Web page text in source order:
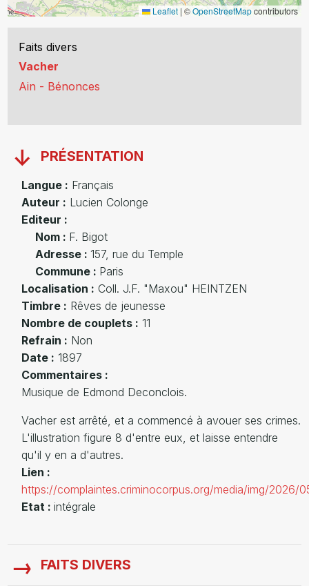
Leaflet | ©OpenStreetMapcontributors
Faits divers
Vacher
Ain - Bénonces
PRÉSENTATION
Langue : Français
Auteur : Lucien Colonge
Editeur :
Nom : F. Bigot
Adresse :157, rue du Temple
Commune : Paris
Localisation : Coll. J.F. "Maxou" HEINTZEN
Timbre : Rêves de jeunesse
Nombre de couplets : 11
Refrain : Non
Date : 1897
Commentaires :
Musique de Edmond Deconclois.
Vacher est arrêté, et a commencé à avouer ses crimes.
L'illustration figure 8 d'entre eux, et laisse entendre
qu'il y en a d'autres.
Lien :
https://complaintes.criminocorpus.org/media/img/2026/
Etat :intégrale
FAITS DIVERS